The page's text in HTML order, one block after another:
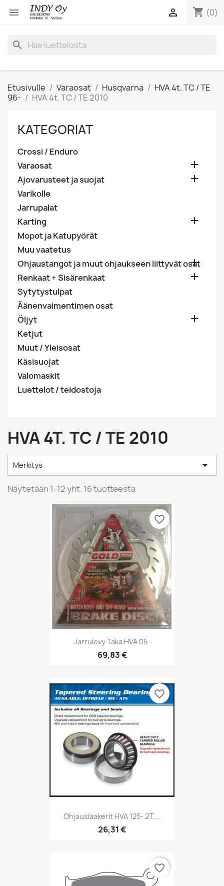
 shopping_cart (0)

search
Etusivulle Varaosat Husqvarna
HVA 4t. TC / TE
96-
HVA 4t. TC / TE 2010
KATEGORIAT
Crossi / Enduro
Varaosat

Ajovarusteet ja suojat 
Varikolle
Jarrupalat
Karting

Mopot ja Katupyörät
Muu vaatetus
Ohjaustangot ja muut ohjaukseen liittyvät osat

Renkaat + Sisärenkaat 
Sytytystulpat
Äänenvaimentimen osat
Öljyt

Ketjut
Muut / Yleisosat
Käsisuojat
Valomaskit
Luettelot / teidostoja
HVA 4T. TC / TE 2010
Merkitys 
Näytetään 1-12 yht. 16 tuotteesta
Jarrulevy Taka HVA 05-
69,83 €
favorite_border
Ohjauslaakerit HVA 125- 2T....
26,31 €
favorite_border
favorite_border